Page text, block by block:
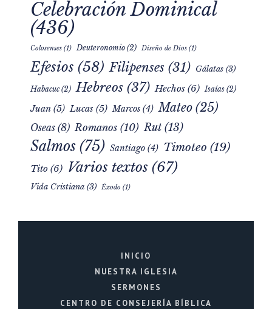
Celebración Dominical
(436)
Colosenses (1) Deuteronomio (2) Diseño de Dios (1)
Efesios (58) Filipenses (31) Gálatas (3)
Habacuc (2) Hebreos (37) Hechos (6) Isaías (2)
Juan (5) Lucas (5) Marcos (4) Mateo (25)
Oseas (8) Romanos (10) Rut(13)
Salmos (75) Santiago (4) Timoteo (19)
Tito (6) Varios textos (67)
Vida Cristiana (3) Éxodo (1)
INICIO
NUESTRA IGLESIA
SERMONES
CENTRO DE CONSEJERÍA BÍBLICA